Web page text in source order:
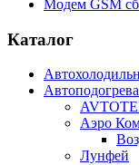
Модем GSM
Каталог
Аэро
Лунфей